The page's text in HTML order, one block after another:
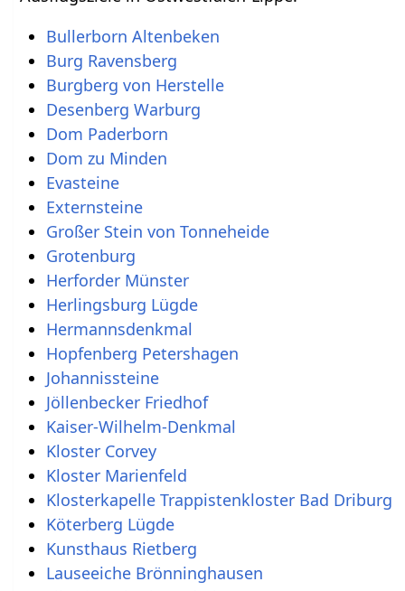
Burgberg von Herstelle‏‎
Dom Paderborn
Evasteine‏‎
Externsteine
Großer Stein von Tonneheide‏‎
Herforder Münster‏‎
Herlingsburg Lügde‏‎
Hermannsdenkmal
Johannissteine‏‎
Jöllenbecker Friedhof‏‎
Kloster Corvey‏‎
Köterberg Lügde‏‎